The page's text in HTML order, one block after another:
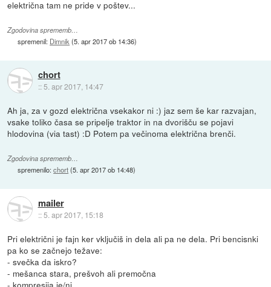
električna tam ne pride v poštev...
Zgodovina sprememb…
spremenil: Dimnik(5. apr 2017 ob 14:36)
chort
:: 5. apr 2017, 14:47
Ah ja, za v gozd električna vsekakor ni :) jaz sem še kar razvajan,
vsake toliko časa se pripelje traktor in na dvorišču se pojavi
hlodovina (via tast) :D Potem pa večinoma električna brenči.
Zgodovina sprememb…
spremenilo:chort(5. apr 2017 ob 14:48)
mailer
::5. apr 2017, 15:18
Pri električni je fajn ker vključiš in dela ali pa ne dela. Pri bencisnki
pa ko se začnejo težave:
- svečka da iskro?
- mešanca stara, prešvoh ali premočna